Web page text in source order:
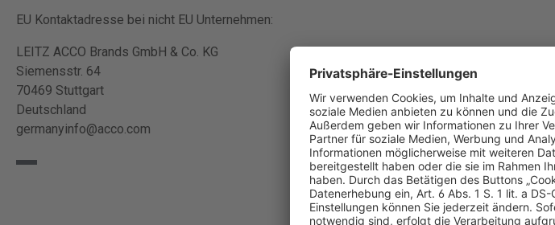
EU Kontaktadresse bei nicht EU Unternehmen:
LEITZ ACCO Brands GmbH & Co. KG
Siemensstr. 64
70469 Stuttgart
Deutschland
germanyinfo@acco.com